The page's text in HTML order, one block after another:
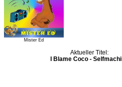
Mister Ed
Aktueller Titel:
I Blame Coco -